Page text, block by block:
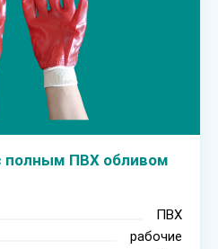
полным ПВХ обливом
ПВХ
рабочие